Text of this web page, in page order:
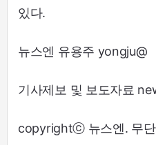
있다.
뉴스엔 유용주 yongju@
기사제보 및 보도자료
copyrightⓒ 뉴스엔. 무단